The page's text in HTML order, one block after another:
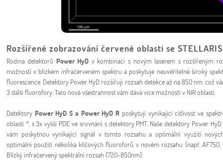
Rozšířené zobrazování červené oblasti se STELLARIS
Rodina detektorů Power HyD v kombinaci s novým laserem s rozšířeným
možností v blízkém infračerveném spektru a poskytuje neuvěřitelně široký
fluorescence. Detektory Power HyD rozšiřují rozsah detekce až na 850 nm, což
3 další fluorofory. Tato nová všestrannost vám dává více možností v NIR oblasti.
Detektory Power HyD S a Power HyD R poskytují vynikající citlivost ve
oblasti *, s 3x vyšší PDE ve srovnání s detektory PMT. Naše detektory Power
vám poskytnou vynikající signál v tomto rozsahu a optimální využití
optimální použití několika klíčových fluoroforů v novém rozsahu (např. AF750,
Blízký infračervený spektrální rozsah (720-850nm).